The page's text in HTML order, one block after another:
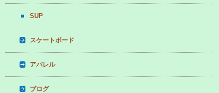
SUP
スケートボード
アパレル
ブログ